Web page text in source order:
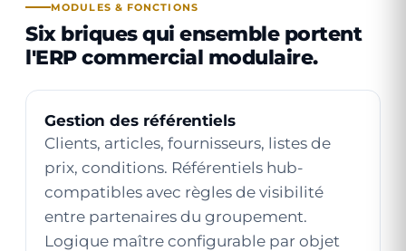
MODULES & FONCTIONS
Six briques qui ensemble portent
l'ERP commercial modulaire.
Gestion des référentiels
Clients, articles, fournisseurs, listes de
prix, conditions. Référentiels hub-
compatibles avec règles de visibilité
entre partenaires du groupement.
Logique maître configurable par objet